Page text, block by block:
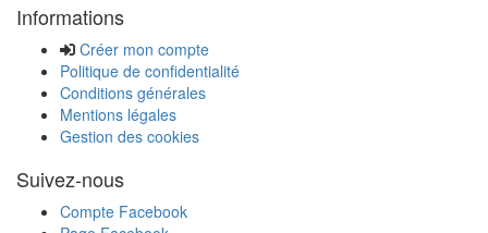
Informations
Créer mon compte
Politique de confidentialité
Conditions générales
Mentions légales
Gestion des cookies
Suivez-nous
Compte Facebook